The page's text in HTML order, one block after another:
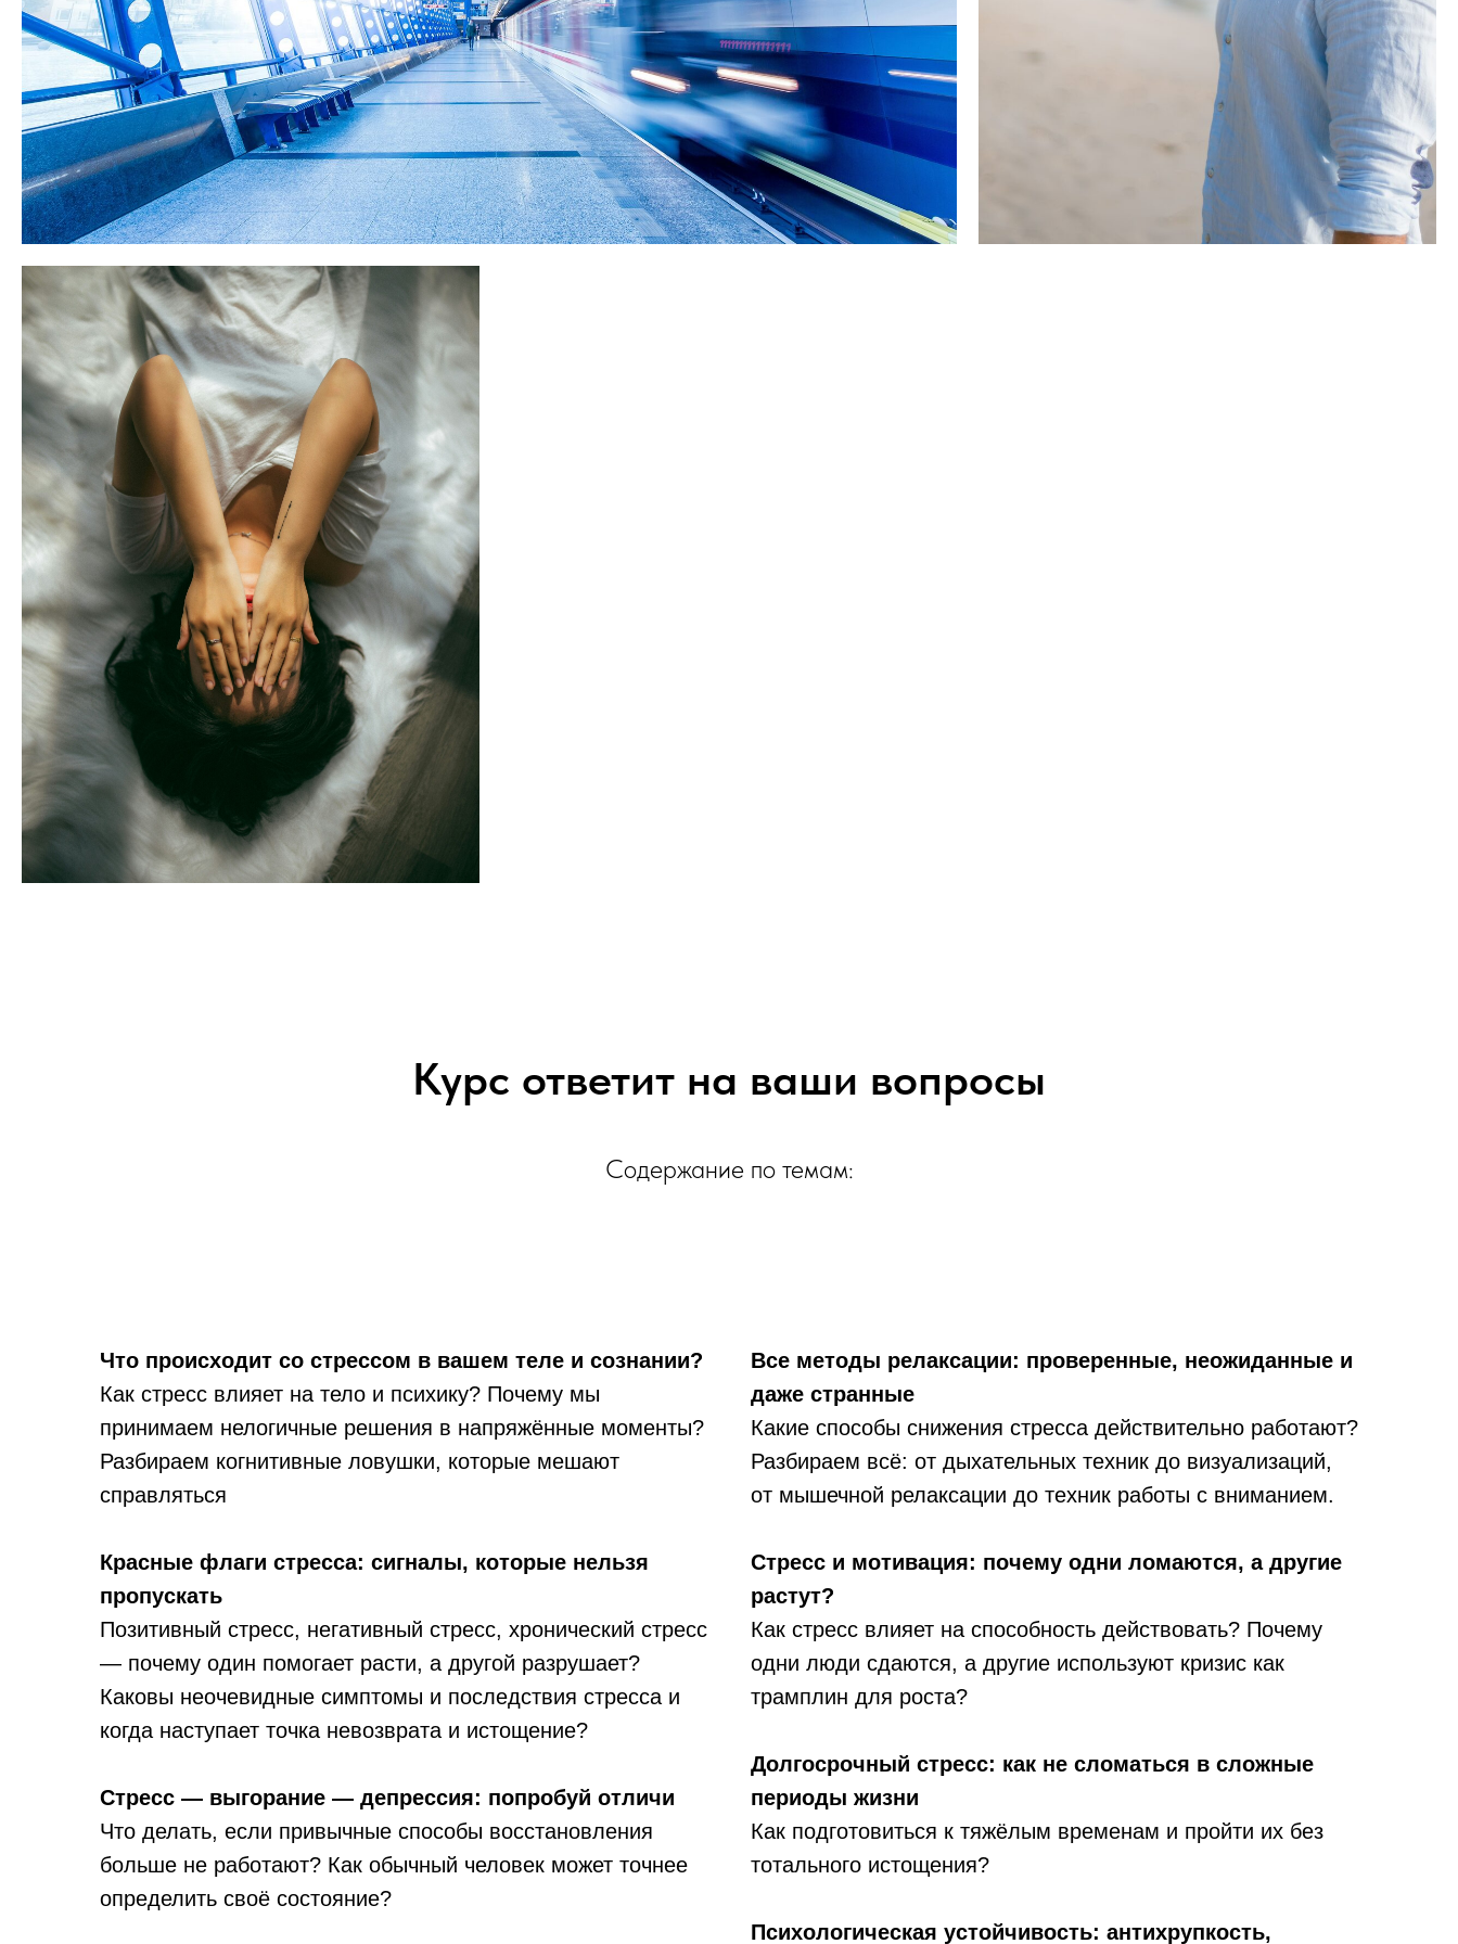
Курс ответит на ваши вопросы
Содержание по темам:
Что происходит со стрессом в вашем теле и сознании?
Как стресс влияет на тело и психику? Почему мы
принимаем нелогичные решения в напряжённые моменты?
Разбираем когнитивные ловушки, которые мешают
справляться
Красные флаги стресса: сигналы, которые нельзя
пропускать
Позитивный стресс, негативный стресс, хронический стресс
— почему один помогает расти, а другой разрушает?
Каковы неочевидные симптомы и последствия стресса и
когда наступает точка невозврата и истощение?
Стресс — выгорание — депрессия: попробуй отличи
Что делать, если привычные способы восстановления
больше не работают? Как обычный человек может точнее
определить своё состояние?
Все методы релаксации: проверенные, неожиданные и
даже странные
Какие способы снижения стресса действительно работают?
Разбираем всё: от дыхательных техник до визуализаций,
от мышечной релаксации до техник работы с вниманием.
Стресс и мотивация: почему одни ломаются, а другие
растут?
Как стресс влияет на способность действовать? Почему
одни люди сдаются, а другие используют кризис как
трамплин для роста?
Долгосрочный стресс: как не сломаться в сложные
периоды жизни
Как подготовиться к тяжёлым временам и пройти их без
тотального истощения?
Психологическая устойчивость: антихрупкость,